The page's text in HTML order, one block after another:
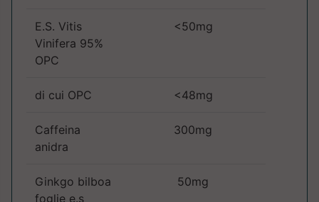
E.S. Vitis
Vinifera 95%
OPC
<50mg
di cui OPC <48mg
Caffeina
anidra
300mg
Ginkgo bilboa
foglie e.s
50mg